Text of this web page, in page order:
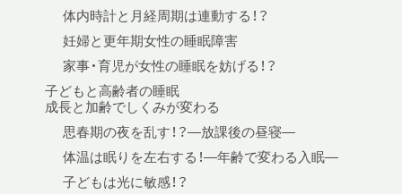
体内時計と月経周期は連動する！？
妊婦と更年期女性の睡眠障害
家事・育児が女性の睡眠を妨げる！？
子どもと高齢者の睡眠
成長と加齢でしくみが変わる
思春期の夜を乱す！？—放課後の昼寝—
体温は眠りを左右する！—年齢で変わる入眠—
子どもは光に敏感！？